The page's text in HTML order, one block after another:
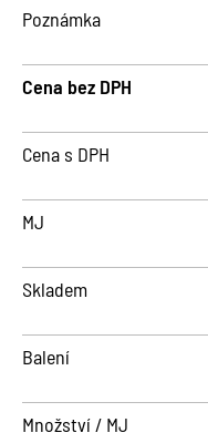
Poznámka
Cena bez DPH
Cena s DPH
MJ
Skladem
Balení
Množství / MJ